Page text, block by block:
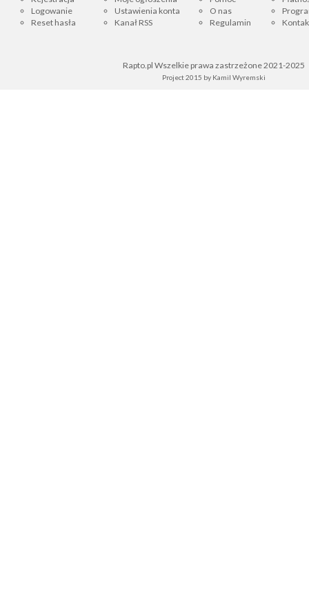
Logowanie
Reset hasła
Ustawienia konta
Kanał RSS
O nas
Regulamin
Rapto.pl Wszelkie prawa zastrzeżone 2021-2025
Project 2015 by Kamil Wyremski